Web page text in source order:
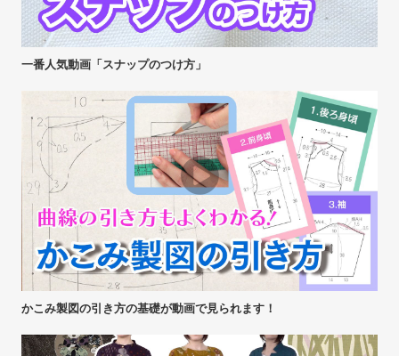
一番人気動画「スナップのつけ方」
かこみ製図の引き方の基礎が動画で見られます！